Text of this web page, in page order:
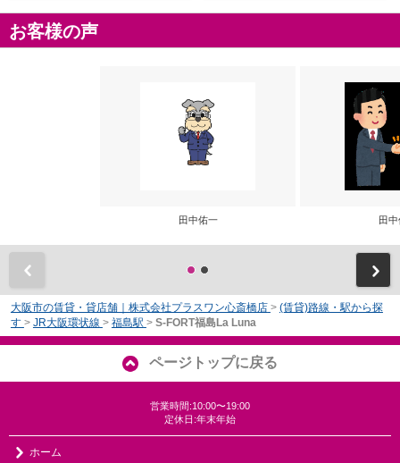
お客様の声
田中佑一 田
大阪市の賃貸・貸店舗｜株式会社プラスワン心斎橋店 > (賃貸)路線・駅から探
す > JR大阪環状線 > 福島駅 > S-FORT福島La Luna
ページトップに戻る
営業時間:10:00〜19:00
定休日:年末年始
ホーム